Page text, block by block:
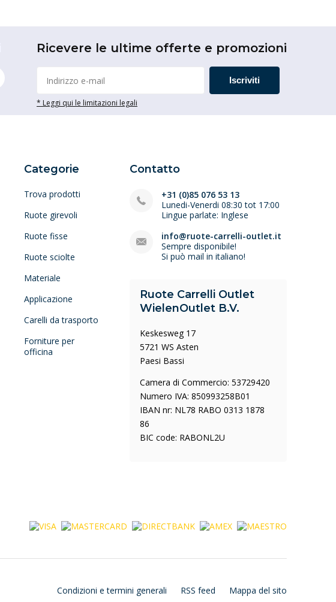
Ricevere le ultime offerte e promozioni
Iscriviti
* Leggi qui le limitazioni legali
Categorie
Trova prodotti
Ruote girevoli
Ruote fisse
Ruote sciolte
Materiale
Applicazione
Carelli da trasporto
Forniture per
officina
Contatto
+31 (0)85 076 53 13
Lunedi-Venerdi 08:30 tot 17:00
Lingue parlate: Inglese
info@ruote-carrelli-outlet.it
Sempre disponibile!
Si può mail in italiano!
Ruote Carrelli Outlet
WielenOutlet B.V.
Keskesweg 17
5721 WS Asten
Paesi Bassi
Camera di Commercio: 53729420
Numero IVA: 850993258B01
IBAN nr: NL78 RABO 0313 1878
86
BIC code: RABONL2U
Condizioni e termini generali RSS feed Mappa del sito